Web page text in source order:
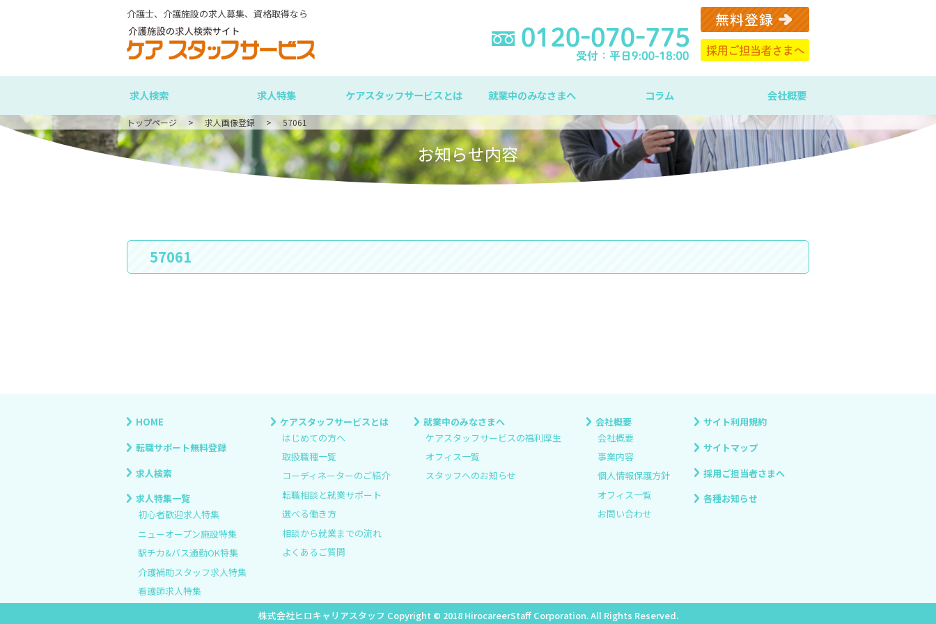
介護士、介護施設の求人募集、資格取得なら
求人検索 求人特集 ケアスタッフサービスとは 就業中のみなさまへ コラム 会社概要
トップページ 求人画像登録 57061
お知らせ内容
57061
HOME
転職サポート無料登録
求人検索
求人特集一覧
初心者歓迎求人特集
ニューオープン施設特集
駅チカ&バス通勤OK特集
介護補助スタッフ求人特集
看護師求人特集
ケアスタッフサービスとは
はじめての方へ
取扱職種一覧
コーディネーターのご紹介
転職相談と就業サポート
選べる働き方
相談から就業までの流れ
よくあるご質問
就業中のみなさまへ
ケアスタッフサービスの福利厚生
オフィス一覧
スタッフへのお知らせ
会社概要
会社概要
事業内容
個人情報保護方針
オフィス一覧
お問い合わせ
サイト利用規約
サイトマップ
採用ご担当者さまへ
各種お知らせ
株式会社ヒロキャリアスタッフ Copyright © 2018 HirocareerStaff Corporation. All Rights Reserved.